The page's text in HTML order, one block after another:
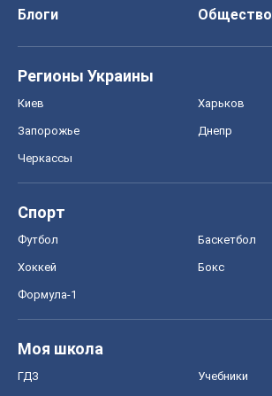
Блоги
Общество
Регионы Украины
Киев Харьков
Запорожье Днепр
Черкассы
Спорт
Футбол Баскетбол
Хоккей Бокс
Формула-1
Моя школа
ГДЗ Учебники